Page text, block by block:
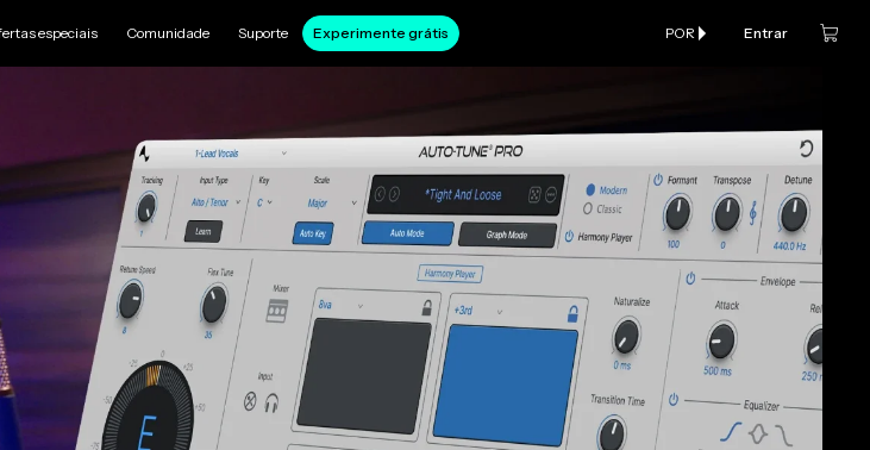
especiais Comunidade Suporte Experimente grátis POR Entrar